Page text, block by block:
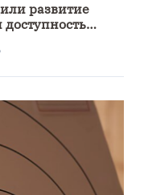
развитие
доступность